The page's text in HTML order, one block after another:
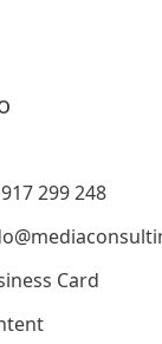
299 248
Card